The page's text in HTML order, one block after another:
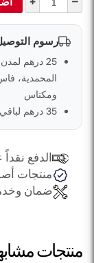
رسوم
25 درهم
المحمدية،
ومكناس
35 درهم لباقي المدن والمناطق في المغرب
الدفع نقداً
منتجات
ضمان
منتجات